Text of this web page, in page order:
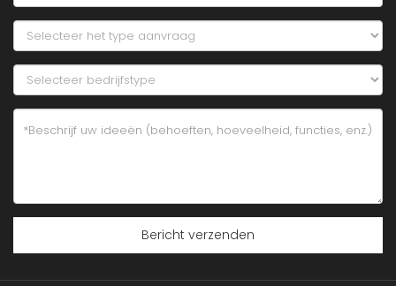
Bericht verzenden